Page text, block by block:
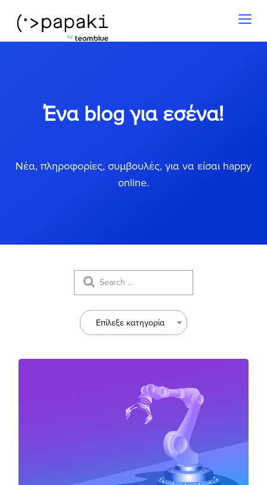
Ένα blog για εσένα!
Νέα, πληροφορίες, συμβουλές, για να είσαι happy
online.
Επίλεξε κατηγορία